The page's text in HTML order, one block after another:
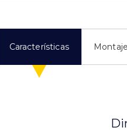
Características Montaje